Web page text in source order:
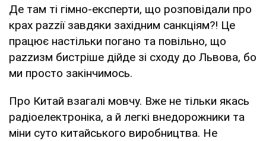
Де там ті гімно-експерти, що розповідали про
крах раzzії завдяки західним санкціям?! Це
працює настільки погано та повільно, що
раzzизм бистріше дійде зі сходу до Львова, бо
ми просто закінчимось.
Про Китай взагалі мовчу. Вже не тільки якась
радіоелектроніка, а й легкі внедорожники та
міни суто китайського виробництва. Не